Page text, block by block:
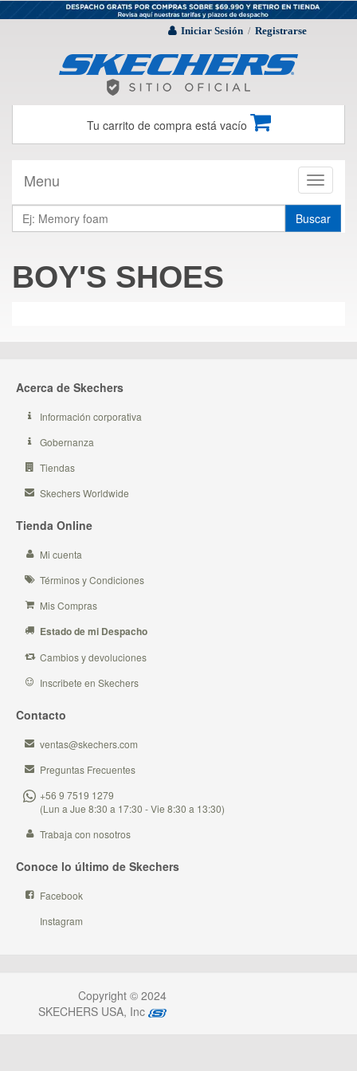
Iniciar Sesión / Registrarse
Tu carrito de compra está vacío
Toggle
Menu
Buscar
BOY'S SHOES
Acerca de Skechers
Información corporativa
Gobernanza
Tiendas
Skechers Worldwide
Tienda Online
Mi cuenta
Términos y Condiciones
Mis Compras
Estado de mi Despacho
Cambios y devoluciones
Inscribete en Skechers
Contacto
ventas@skechers.com
Preguntas Frecuentes
+56 9 7519 1279
(Lun a Jue 8:30 a 17:30 - Vie 8:30 a 13:30)
Trabaja con nosotros
Conoce lo último de Skechers
Facebook
Instagram
Copyright © 2024
SKECHERS USA, Inc